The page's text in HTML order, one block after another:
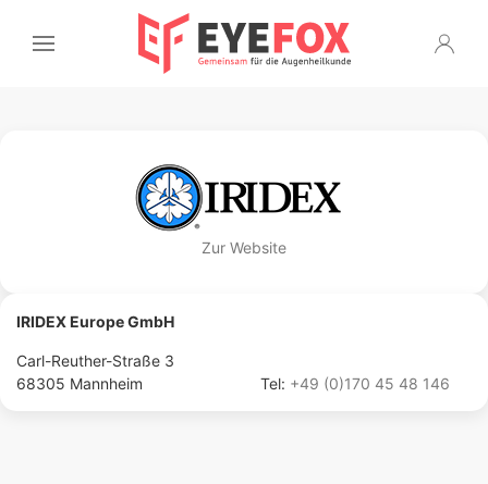
Zur Website
IRIDEX Europe GmbH
Carl-Reuther-Straße 3
68305 Mannheim
Tel: +49 (0)170 45 48 146